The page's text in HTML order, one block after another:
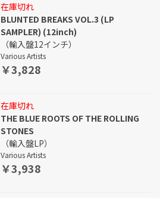
在庫切れ
BLUNTED BREAKS VOL.3 (LP
SAMPLER) (12inch)
（輸入盤12インチ）
Various Artists
￥3,828
在庫切れ
THE BLUE ROOTS OF THE ROLLING
STONES
（輸入盤LP）
Various Artists
￥3,938